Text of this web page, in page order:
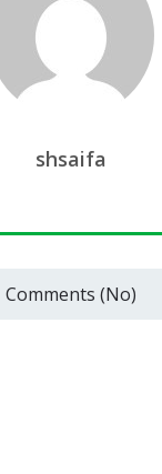
shsaifa
Comments (No)